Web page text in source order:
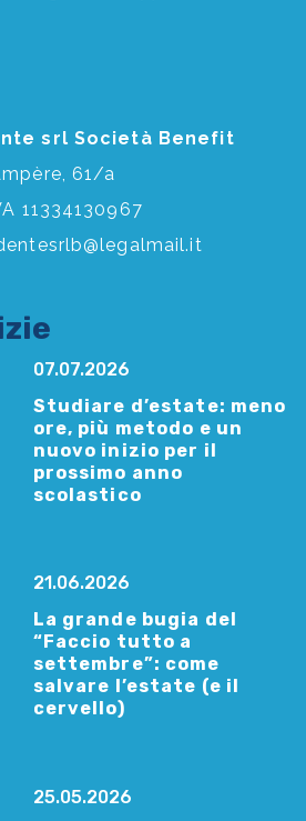
srl Società Benefit
61/a
11334130967
07.07.2026
Studiare d’estate: meno
ore, più metodo e un
nuovo inizio per il
prossimo anno
scolastico
21.06.2026
La grande bugia del
“Faccio tutto a
settembre”: come
salvare l’estate (e il
cervello)
25.05.2026